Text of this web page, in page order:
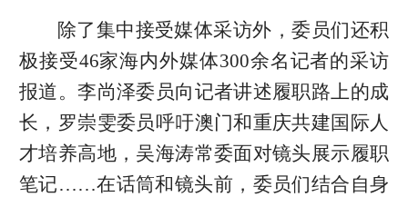
除了集中接受媒体采访外，委员们还积
极接受46家海内外媒体300余名记者的采访
报道。李尚泽委员向记者讲述履职路上的成
长，罗崇雯委员呼吁澳门和重庆共建国际人
才培养高地，吴海涛常委面对镜头展示履职
笔记……在话筒和镜头前，委员们结合自身